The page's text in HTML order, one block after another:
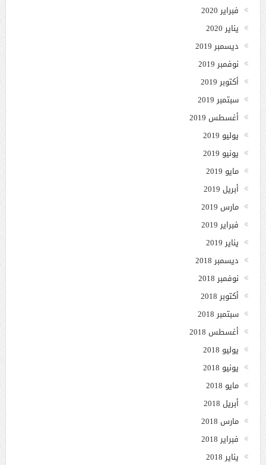
فبراير 2020
يناير 2020
ديسمبر 2019
نوفمبر 2019
أكتوبر 2019
سبتمبر 2019
أغسطس 2019
يوليو 2019
يونيو 2019
مايو 2019
أبريل 2019
مارس 2019
فبراير 2019
يناير 2019
ديسمبر 2018
نوفمبر 2018
أكتوبر 2018
سبتمبر 2018
أغسطس 2018
يوليو 2018
يونيو 2018
مايو 2018
أبريل 2018
مارس 2018
فبراير 2018
يناير 2018